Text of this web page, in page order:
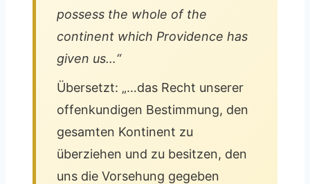
possess the whole of the
continent which Providence has
given us…“
Übersetzt: „…das Recht unserer
offenkundigen Bestimmung, den
gesamten Kontinent zu
überziehen und zu besitzen, den
uns die Vorsehung gegeben